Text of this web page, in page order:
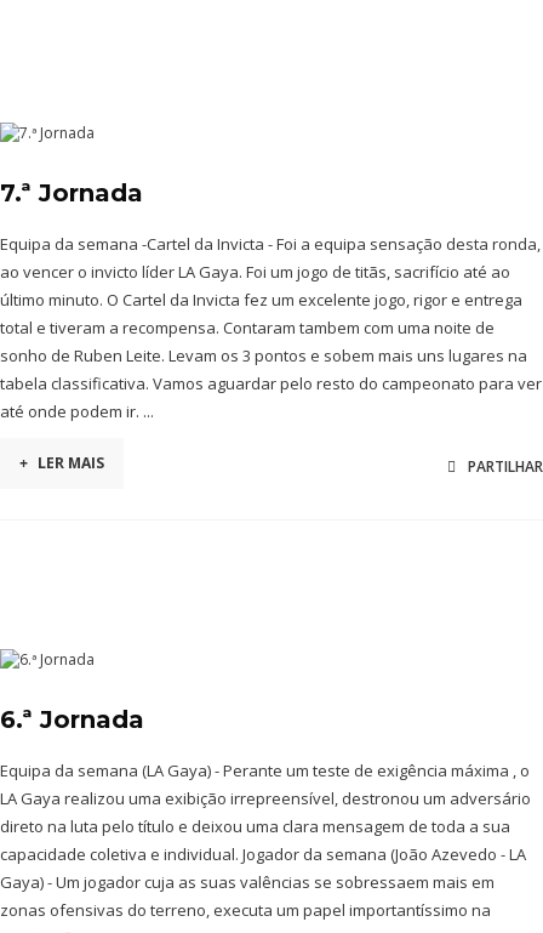
7.ª Jornada
Equipa da semana -Cartel da Invicta - Foi a equipa sensação desta ronda,
ao vencer o invicto líder LA Gaya. Foi um jogo de titãs, sacrifício até ao
último minuto. O Cartel da Invicta fez um excelente jogo, rigor e entrega
total e tiveram a recompensa. Contaram tambem com uma noite de
sonho de Ruben Leite. Levam os 3 pontos e sobem mais uns lugares na
tabela classificativa. Vamos aguardar pelo resto do campeonato para ver
até onde podem ir. ...
+ LER MAIS PARTILHAR
6.ª Jornada
Equipa da semana (LA Gaya) - Perante um teste de exigência máxima , o
LA Gaya realizou uma exibição irrepreensível, destronou um adversário
direto na luta pelo título e deixou uma clara mensagem de toda a sua
capacidade coletiva e individual. Jogador da semana (João Azevedo - LA
Gaya) - Um jogador cuja as suas valências se sobressaem mais em
zonas ofensivas do terreno, executa um papel importantíssimo na